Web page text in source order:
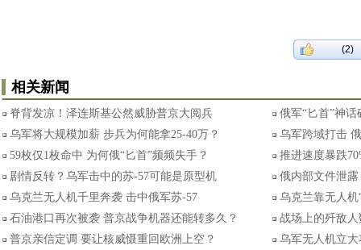
(2)
相关新闻
脊背发凉！泽连斯基公然威胁普京大阅兵
俄军“匕首”神
乌军将大规模加薪 步兵为何能拿25-40万？
乌军跨域打击
59枚仅1枚命中 为何俄“匕首”频频失手？
推进速度暴跌
剧情反转？乌军击中的苏-57可能是原型机
俄内部文件泄
乌克兰无人机千里奔袭 击中俄军苏-57
乌克兰靠无人
石油港口再次被袭 普京战争机器还能转多久？
战场上的歼敌
普京亲信定调 要让核威慑重回欧洲上空？
乌军无人机立